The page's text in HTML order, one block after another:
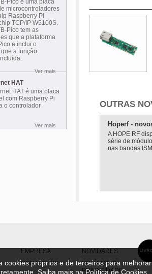
OUTRAS
Hoperf -
A HOPE RF
série de
nas bandas ISM
Pico é uma placa
microcontroladores
Raspberry Pi
TCP/IP W5100S.
Pico tem as
que a plataforma
e inclui o
a função
Ver mais
HAT
HAT é uma placa
com Raspberry Pi
o controlador
Ver mais
EMPRESA
NOVIDADES
CONTACTOS
POLÍTICA DE
PRIVACIDADE
cookies próprios e de terceiros para
Saiba mais naPolítica de Cookies